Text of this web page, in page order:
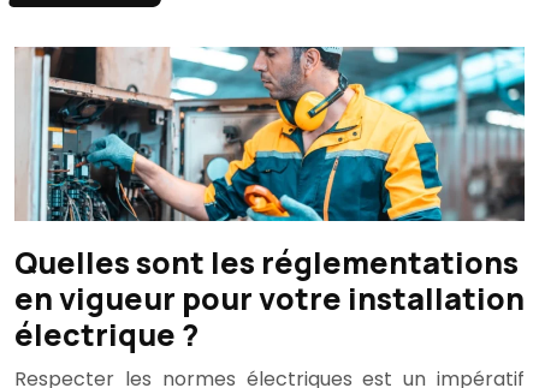
Quelles sont les réglementations
en vigueur pour votre installation
électrique ?
Respecter les normes électriques est un impératif